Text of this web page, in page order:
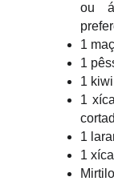
ou
1
1
1
1
1
1